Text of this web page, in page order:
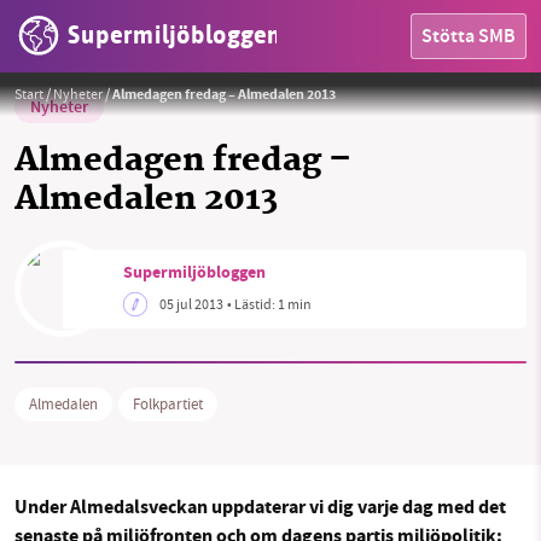
Supermiljöbloggen Stötta SMB
OMRÅDEN
OM OSS
Start/Nyheter/Almedagen fredag – Almedalen 2013
Nyheter
Almedagen fredag –
Almedalen 2013
Supermiljöbloggen
05 jul 2013• Lästid: 1 min
Almedalen Folkpartiet
Under Almedalsveckan uppdaterar vi dig varje dag med det